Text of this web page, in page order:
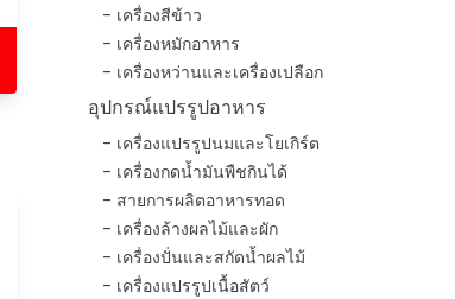
เครื่องสีข้าว
เครื่องหมักอาหาร
เครื่องหว่านและเครื่องเปลือก
อุปกรณ์แปรรูปอาหาร
เครื่องแปรรูปนมและโยเกิร์ต
เครื่องกดน้ำมันพืชกินได้
สายการผลิตอาหารทอด
เครื่องล้างผลไม้และผัก
เครื่องปั่นและสกัดน้ำผลไม้
เครื่องแปรรูปเนื้อสัตว์